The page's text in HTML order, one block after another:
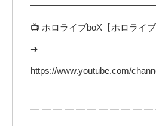
📺 ホロライブboX【ホロライブ
➜
https://www.youtube.com/
━ ━ ━ ━ ━ ━ ━ ━ ━ ━ ━